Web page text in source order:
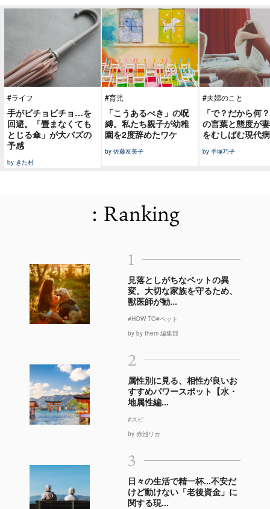
#ライフ
手がビチョビチョ…を
回避。「畳まなくても
とじる傘」が大バズの
予感
by きた村
#育児
「こうあるべき」の呪
縛。私たち親子が幼稚
園を2度辞めたワケ
by 佐藤友美子
#夫婦のこと
「で？だから何
の言葉と態度が
をむしばむ現代病
by 手塚巧子
: Ranking
1
見落としがちなペットの異
変。大切な家族を守るため、
獣医師が勧...
#HOW TO#ペット
by by them 編集部
2
属性別に見る、相性が良いお
すすめパワースポット【水・
地属性編...
#スピ
by 赤池リカ
3
日々の生活で精一杯…不安だ
けど動けない「老後資金」に
関する現...